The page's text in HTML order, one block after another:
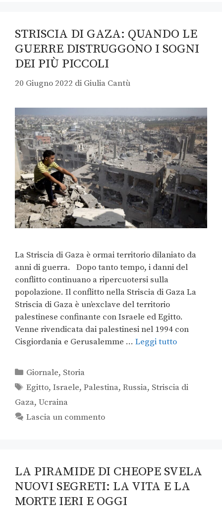
STRISCIA DI GAZA: QUANDO LE
GUERRE DISTRUGGONO I SOGNI
DEI PIÙ PICCOLI
20 Giugno 2022 di Giulia Cantù
La Striscia di Gaza è ormai territorio dilaniato da
anni di guerra. Dopo tanto tempo, i danni del
conflitto continuano a ripercuotersi sulla
popolazione. Il conflitto nella Striscia di Gaza La
Striscia di Gaza è un’exclave del territorio
palestinese confinante con Israele ed Egitto.
Venne rivendicata dai palestinesi nel 1994 con
Cisgiordania e Gerusalemme … Leggi tutto
Giornale, Storia
Egitto,Israele,Palestina,Russia, Striscia di
Gaza, Ucraina
Lascia un commento
LA PIRAMIDE DI CHEOPE SVELA
NUOVI SEGRETI: LA VITA E LA
MORTE IERI E OGGI